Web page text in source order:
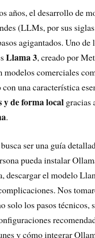
años, el desarrollo de
(LLMs, por sus
agigantados. Uno de
Llama 3, creado por
modelos comerciales
con una característica
y de forma local gracias
.
ser una guía
pueda instalar
descargar el modelo
Nos
solo los pasos técnicos,
y cómo integrar